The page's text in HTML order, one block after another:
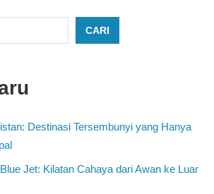
CARI
Destinasi Tersembunyi yang Hanya
Jet: Kilatan Cahaya dari Awan ke Luar